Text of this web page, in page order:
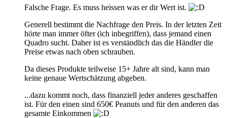
Falsche Frage. Es muss heissen was er dir Wert ist.
Generell bestimmt die Nachfrage den Preis. In der letzten Zeit
hörte man immer öfter (ich inbegriffen), dass jemand einen
Quadro sucht. Daher ist es verständlich das die Händler die
Preise etwas nach oben schrauben.
Da dieses Produkte teilweise 15+ Jahre alt sind, kann man
keine genaue Wertschätzung abgeben.
...dazu kommt noch, dass finanziell jeder anderes geschaffen
ist. Für den einen sind 650€ Peanuts und für den anderen das
gesamte Einkommen